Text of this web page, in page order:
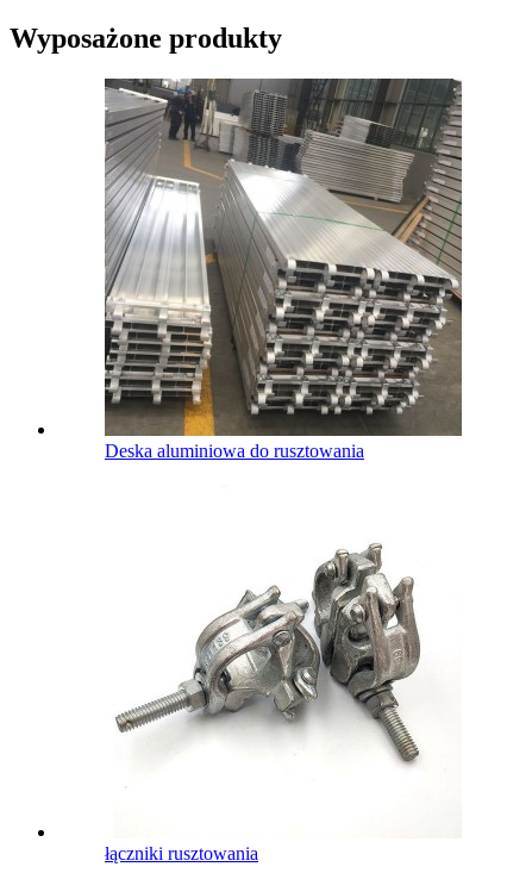
Wyposażone produkty
Deska aluminiowa do rusztowania
łączniki rusztowania